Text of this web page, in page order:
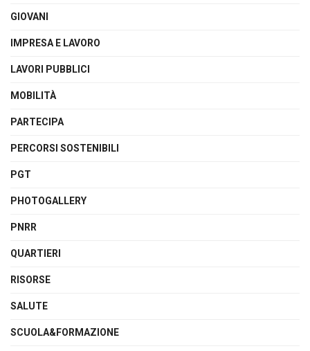
GIOVANI
IMPRESA E LAVORO
LAVORI PUBBLICI
MOBILITÀ
PARTECIPA
PERCORSI SOSTENIBILI
PGT
PHOTOGALLERY
PNRR
QUARTIERI
RISORSE
SALUTE
SCUOLA&FORMAZIONE